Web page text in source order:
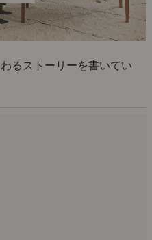
るストーリーを書いてい